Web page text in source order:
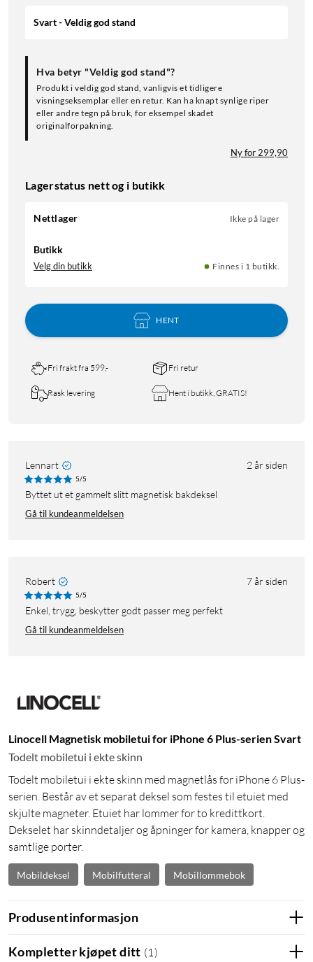
Svart - Veldig god stand
Hva betyr "Veldig god stand"?
Produkt i veldig god stand, vanligvis et tidligere
visningseksemplar eller en retur. Kan ha knapt synlige riper
eller andre tegn på bruk, for eksempel skadet
originalforpakning.
Ny for 299,90
Lagerstatus nett og i butikk
Nettlager Ikke på lager
Butikk
Velg din butikk Finnes i 1 butikk.
HENT
Fri frakt fra 599,- Fri retur
Rask levering Hent i butikk, GRATIS!
Lennart 2 år siden
5/5
Byttet ut et gammelt slitt magnetisk bakdeksel
Gå til kundeanmeldelsen
Robert 7 år siden
5/5
enkel, trygg, beskytter godt passer meg perfekt
Gå til kundeanmeldelsen
Linocell Magnetisk mobiletui for iPhone 6 Plus-serien Svart
Todelt mobiletui i ekte skinn
Todelt mobiletui i ekte skinn med magnetlås for iPhone 6 Plus-
serien. Består av et separat deksel som festes til etuiet med
skjulte magneter. Etuiet har lommer for to kredittkort.
Dekselet har skinndetaljer og åpninger for kamera, knapper og
samtlige porter.
Mobildeksel Mobilfutteral Mobillommebok
Produsentinformasjon
Kompletter kjøpet ditt (1 )